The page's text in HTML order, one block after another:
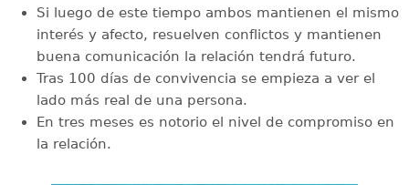
Si luego de este tiempo ambos mantienen el mismo
interés y afecto, resuelven conflictos y mantienen
buena comunicación la relación tendrá futuro.
Tras 100 días de convivencia se empieza a ver el
lado más real de una persona.
En tres meses es notorio el nivel de compromiso en
la relación.